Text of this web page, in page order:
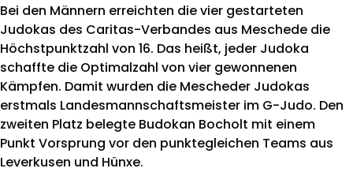
Bei den Männern erreichten die vier gestarteten
Judokas des Caritas-Verbandes aus Meschede die
Höchstpunktzahl von 16. Das heißt, jeder Judoka
schaffte die Optimalzahl von vier gewonnenen
Kämpfen. Damit wurden die Mescheder Judokas
erstmals Landesmannschaftsmeister im G-Judo. Den
zweiten Platz belegte Budokan Bocholt mit einem
Punkt Vorsprung vor den punktegleichen Teams aus
Leverkusen und Hünxe.